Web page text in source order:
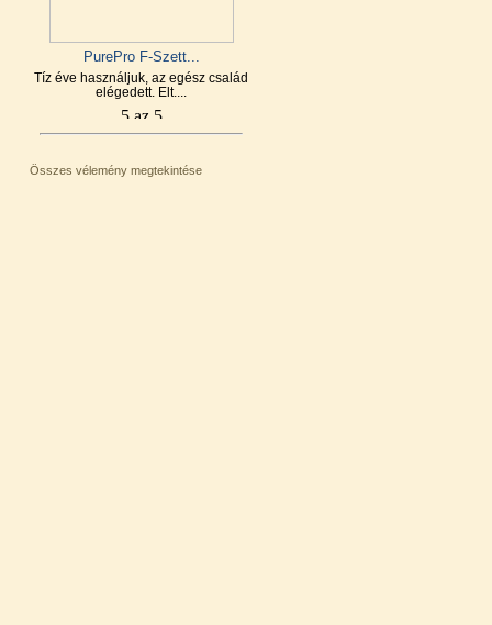
PurePro F-Szett...
Tíz éve használjuk, az egész család
elégedett. Elt....
Összes vélemény megtekintése